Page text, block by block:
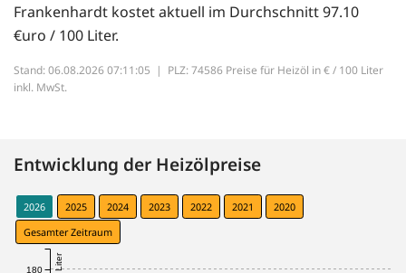
Frankenhardt kostet aktuell im Durchschnitt 97.10
€uro / 100 Liter.
Stand: 06.08.2026 07:11:05 | PLZ: 74586 Preise für Heizöl in € / 100 Liter
inkl. MwSt.
Entwicklung der Heizölpreise
2026 2025 2024 2023 2022 2021
2020
Gesamter Zeitraum
180